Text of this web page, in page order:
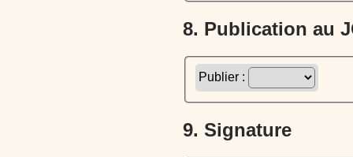
8. Publication au
Publier :
9. Signature